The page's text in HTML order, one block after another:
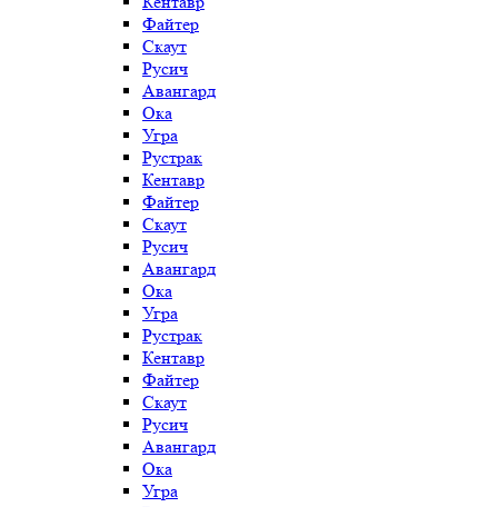
Файтер
Скаут
Русич
Авангард
Ока
Угра
Рустрак
Кентавр
Файтер
Скаут
Русич
Авангард
Ока
Угра
Рустрак
Кентавр
Файтер
Скаут
Русич
Авангард
Ока
Угра